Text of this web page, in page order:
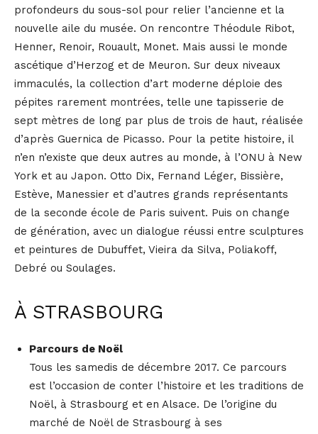
profondeurs du sous-sol pour relier l’ancienne et la
nouvelle aile du musée. On rencontre Théodule Ribot,
Henner, Renoir, Rouault, Monet. Mais aussi le monde
ascétique d’Herzog et de Meuron. Sur deux niveaux
immaculés, la collection d’art moderne déploie des
pépites rarement montrées, telle une tapisserie de
sept mètres de long par plus de trois de haut, réalisée
d’après Guernica de Picasso. Pour la petite histoire, il
n’en n’existe que deux autres au monde, à l’ONU à New
York et au Japon. Otto Dix, Fernand Léger, Bissière,
Estève, Manessier et d’autres grands représentants
de la seconde école de Paris suivent. Puis on change
de génération, avec un dialogue réussi entre sculptures
et peintures de Dubuffet, Vieira da Silva, Poliakoff,
Debré ou Soulages.
À STRASBOURG
Parcours de Noël
Tous les samedis de décembre 2017. Ce parcours
est l’occasion de conter l’histoire et les traditions de
Noël, à Strasbourg et en Alsace. De l’origine du
marché de Noël de Strasbourg à ses